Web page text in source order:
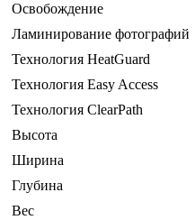
Освобождение
Ламинирование фотографий
Технология HeatGuard
Технология Easy Access
Технология ClearPath
Высота
Ширина
Глубина
Вес